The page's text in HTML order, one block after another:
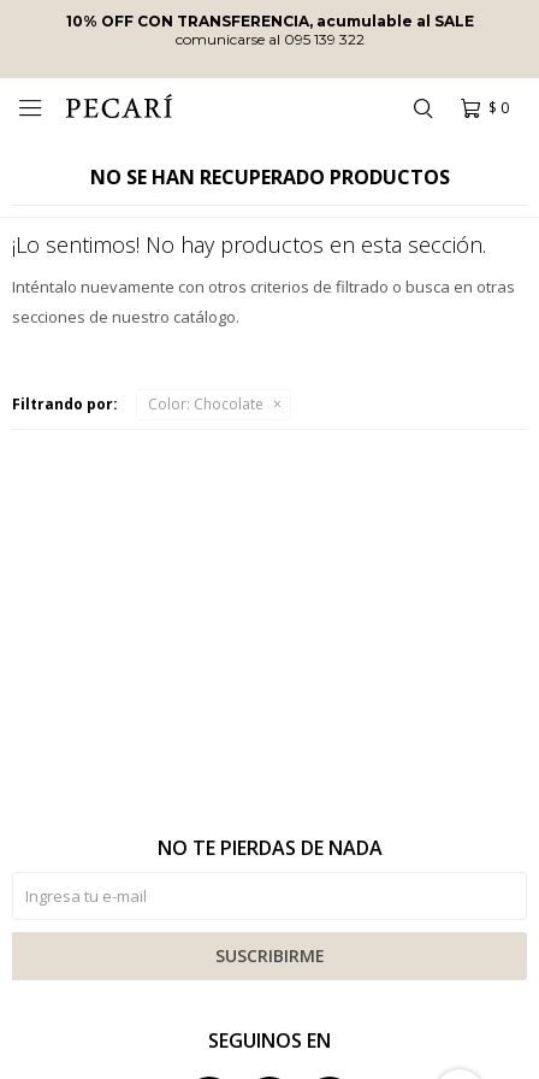
10% OFF CON TRANSFERENCIA, acumulable al SALE
comunicarse al 095 139 322
$ 0

NO SE HAN RECUPERADO PRODUCTOS
¡Lo sentimos! No hay productos en esta sección.
Inténtalo nuevamente con otros criterios de filtrado o busca en otras
secciones de nuestro catálogo.
Filtrando por: Color: Chocolate
SEGUINOS EN
NO TE PIERDAS DE NADA
SUSCRIBIRME